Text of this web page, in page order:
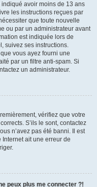
indiqué avoir moins de 13 ans
les instructions reçues par
que toute nouvelle
ou par un administrateur avant
est indiquée lors de
suivez ses instructions.
vous ayez fourni une
par un filtre anti-spam. Si
un administrateur.
vérifiez que votre
S’ils le sont, contactez
n’avez pas été banni. Il est
ait une erreur de
peux plus me connecter ?!